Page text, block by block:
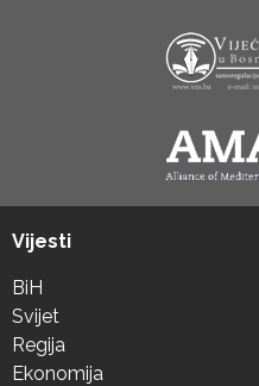
Vijesti
BiH
Svijet
Regija
Ekonomija